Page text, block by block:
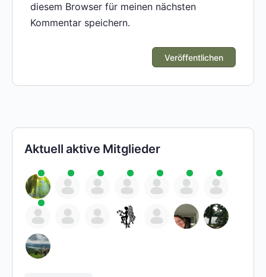
diesem Browser für meinen nächsten
Kommentar speichern.
Aktuell aktive Mitglieder